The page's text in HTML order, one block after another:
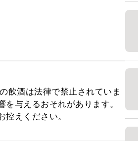
飲酒は法律で禁止されていま
与えるおそれがあります。
えください。